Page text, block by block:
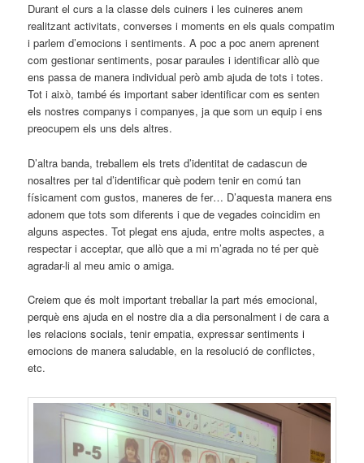
Durant el curs a la classe dels cuiners i les cuineres anem
realitzant activitats, converses i moments en els quals compatim
i parlem d’emocions i sentiments. A poc a poc anem aprenent
com gestionar sentiments, posar paraules i identificar allò que
ens passa de manera individual però amb ajuda de tots i totes.
Tot i això, també és important saber identificar com es senten
els nostres companys i companyes, ja que som un equip i ens
preocupem els uns dels altres.
D’altra banda, treballem els trets d’identitat de cadascun de
nosaltres per tal d’identificar què podem tenir en comú tan
físicament com gustos, maneres de fer… D’aquesta manera ens
adonem que tots som diferents i que de vegades coincidim en
alguns aspectes. Tot plegat ens ajuda, entre molts aspectes, a
respectar i acceptar, que allò que a mi m’agrada no té per què
agradar-li al meu amic o amiga.
Creiem que és molt important treballar la part més emocional,
perquè ens ajuda en el nostre dia a dia personalment i de cara a
les relacions socials, tenir empatia, expressar sentiments i
emocions de manera saludable, en la resolució de conflictes,
etc.